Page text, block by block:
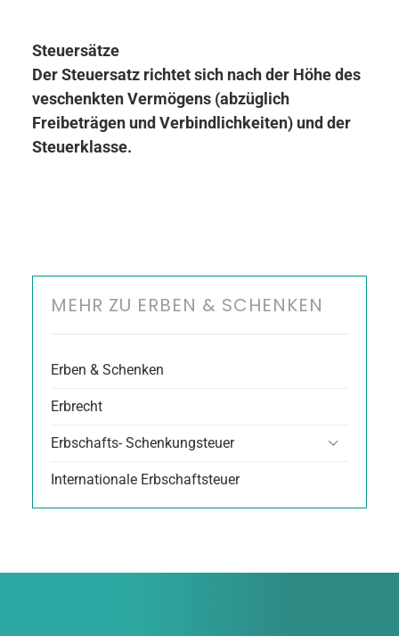
Steuersätze
Der Steuersatz richtet sich nach der Höhe des
veschenkten Vermögens (abzüglich
Freibeträgen und Verbindlichkeiten) und der
Steuerklasse.
MEHR ZU ERBEN & SCHENKEN
Erben & Schenken
Erbrecht
Erbschafts- Schenkungsteuer
Internationale Erbschaftsteuer